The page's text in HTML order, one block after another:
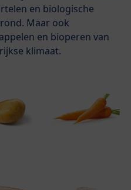
en biologische
Maar ook
en bioperen van
klimaat.